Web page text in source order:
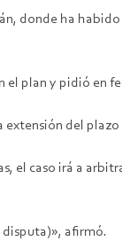
donde ha
el plan y pidió en
del plazo
el caso irá a
disputa)», afirmó.